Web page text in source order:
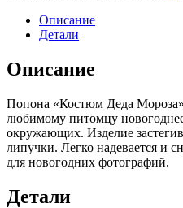
Описание
Детали
Описание
Попона «Костюм Деда
любимому питомцу
окружающих. Изделие
липучки. Легко надевается и
для новогодних фотографий.
Детали